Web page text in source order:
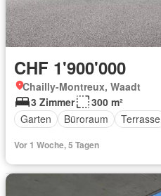
CHF 1'900'000
Chailly-Montreux, Waadt
3 Zimmer
300 m²
Garten
Büroraum Terrasse
Vor 1 Woche, 5 Tagen